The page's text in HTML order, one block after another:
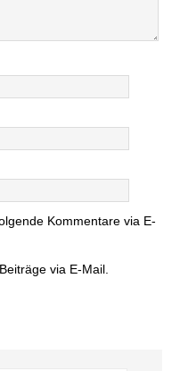
Kommentare via E-
via E-Mail.